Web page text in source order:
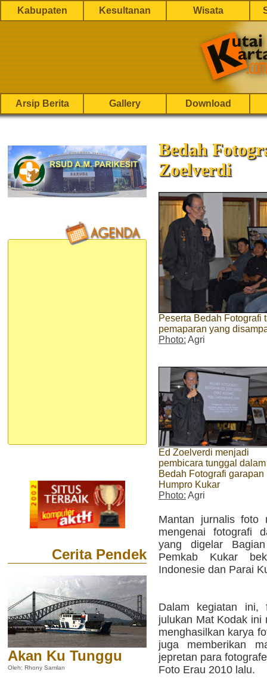
Kabupaten Kesultanan Wisata
Arsip Berita Gallery Download
Cerita Pendek
Akan Ku Tunggu
Oleh: Rhony Samlan
Bedah
Zoelverdi
Peserta Bedah Fotografi
pemaparan yang
Photo: Agri
Ed Zoelverdi menjadi
pembicara tunggal dalam
Bedah Fotografi garapan
Humpro Kukar
Photo: Agri
Mantan jurnalis foto
mengenai fotografi
yang digelar
Pemkab Kukar
Indonesie dan Parai
Dalam kegiatan ini,
julukan Mat Kodak ini
menghasilkan karya
juga memberikan
jepretan para
Foto Erau 2010 lalu.